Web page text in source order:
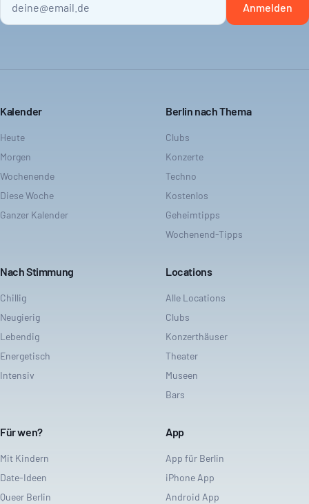
Anmelden
Kalender
Heute
Morgen
Wochenende
Diese Woche
Ganzer Kalender
Berlin nach Thema
Clubs
Konzerte
Techno
Kostenlos
Geheimtipps
Wochenend-Tipps
Nach Stimmung
Chillig
Neugierig
Lebendig
Energetisch
Intensiv
Locations
Alle Locations
Clubs
Konzerthäuser
Theater
Museen
Bars
Für wen?
Mit Kindern
Date-Ideen
Queer Berlin
App
App für Berlin
iPhone App
Android App